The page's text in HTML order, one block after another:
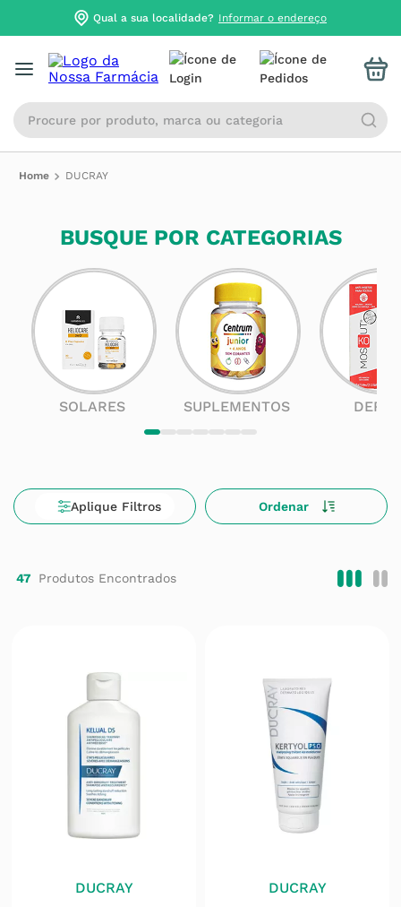
Qual a sua localidade? Informar o endereço
Procure por produto, marca ou categoria
DUCRAY
BUSQUE POR CATEGORIAS
SOLARES SUPLEMENTOS
47
DUCRAY DUCRAY